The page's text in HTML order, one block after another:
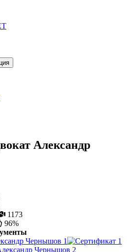
Александр
1173
96%